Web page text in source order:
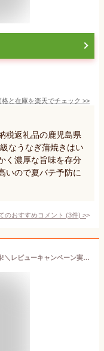
格と在庫を楽天でチェック >>
税返礼品の鹿児島県
なうなぎ蒲焼きはい
く濃厚な旨味を存分
いので夏バテ予防に
のおすすめコメント (3件) >
【ふるさと納税】総合ランキング1位獲得!＼レビューキャンペーン実施中／［丑の日までにお届け!! ］特大 うなぎ 鰻楽 国産 蒲焼 4尾 人気 無頭 計760g以上 高評価 おすすめ 冷凍 簡単調理 個包装 鰻 魚介 贈答品 ギフト 贈り物